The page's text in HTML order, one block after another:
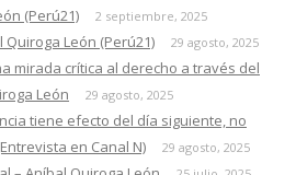
(Perú21) 2 septiembre, 2025
León (Perú21) 29 agosto, 2025
mirada crítica al derecho a través del
León
29 agosto, 2025
tiene efecto del día siguiente, no
en Canal N)
29 agosto, 2025